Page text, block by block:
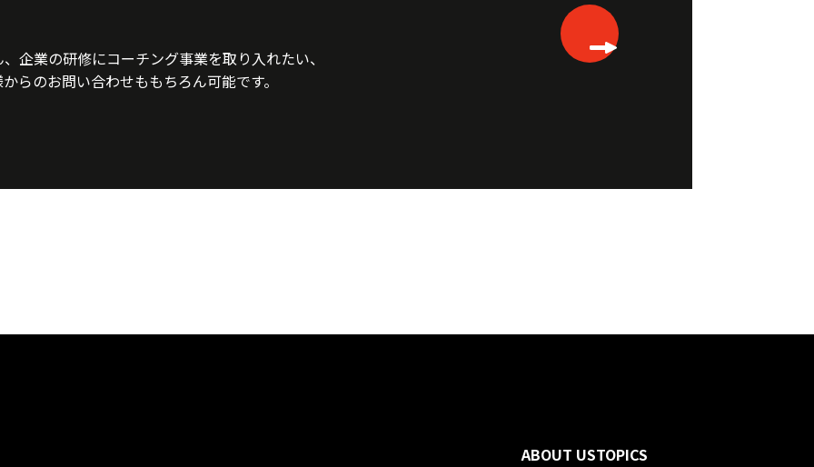
企業の研修にコーチング事業を取り入れたい、
らのお問い合わせももちろん可能です。
ABOUT USTOPICS